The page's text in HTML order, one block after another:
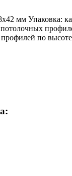
мм Упаковка:
потолочных
по